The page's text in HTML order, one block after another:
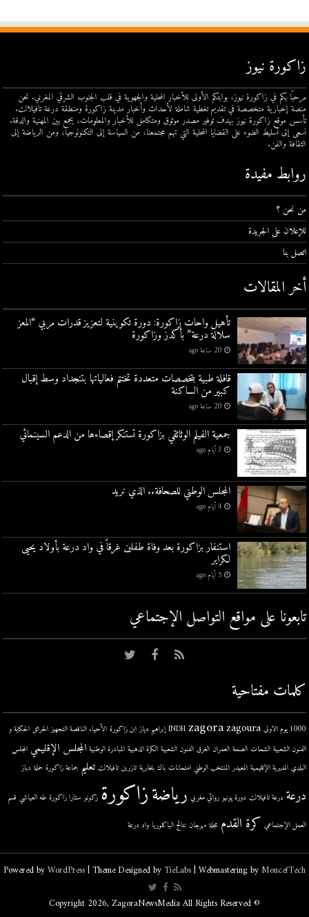
زاكورة نيوز
مرحبًا بكم في زاكورة نيوز، بوابتكم الأولى للأخبار المحلية والجهوية في قلب الجنوب الشرقي المغربي. نحن
منصة إخبارية متخصصة في تقديم تغطية شاملة لأحداث وأخبار مدينة زاكورة ومنطقة درعة تافيلالت.
تأسس موقع زاكورة نيوز بهدف توفير مصدر موثوق ومتكامل للأخبار والمعلومات، يجمع بين المهنية والدقة.
نسعى إلى تسليط الضوء على القضايا المحلية التي تهم مجتمعنا، من السياسة إلى التكنولوجيا، ومن الرياضة إلى
الثقافة والفن.
روابط مفيدة
من نحن ؟
للإعلان على الجريدة
اتصل بنا
أخر المقالات
تأهيل واحات زاكورة: دورة تكوينية لتعزيز قدرات مربي “المعز
سلالة درعة” بأكدز وزاكورة
20 ساعة ago
قافلة طبية بتخصصات متعددة تختتم فعالياتها بتنجداد وسط إقبال
كبير من الساكنة
20 ساعة ago
جمعية الفيلم الوثائقي بزاكورة تستنكر إقصاءها من الدعم السينمائي
3 أيام ago
المجلس الوطني للصحافة.. الذي نريد
4 أيام ago
استنفار بزاكورة بعد وفاة طفلين غرقاً في واد درعة بأولاد يحيى
لكراير
5 أيام ago
تابعونا على مواقع التواصل اﻹجتماعي
كلمات مفتاحية
1000 يوم الاولى INDH zagora zagoura إبراهيم دياز ابن زاكورة الأحياء الناقصة التجهيز الحرائق الحكاية و
الفنون الشعبية الشحات الصحة العمران الغرق الفنون الشعبية الكرة الذهبية المبادرة الوطنية المجلس الإقليمي المجلس
البلدي المديرية الإقليمية المعيدر المنتخب الوطني امتحانات باك بلغارية تازرين تافيلالت تعليم جماعة زاكورة حملة دباز
درعة درعة تافيلالت دورة يونيو روائي مغربي رياضةزاكورة زكونو ستارا زاكورة طه العياشي قسم
العمل الإجتماعي كرة القدم مجلة مهرجان نتائج الباكلوريا واد درعة
Powered byWordPress| Theme Designed byTieLabs| Webmastering byMoncefTech
© Copyright 2026, ZagoraNewsMedia All Rights Reserved